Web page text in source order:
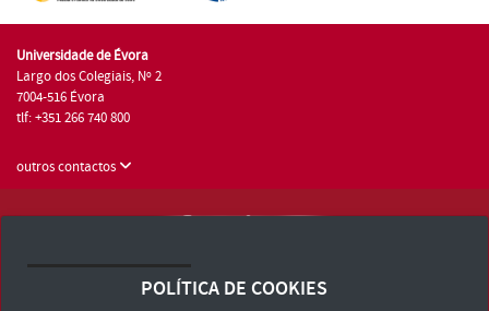
Universidade de Évora
Largo dos Colegiais, Nº 2
7004-516 Évora
tlf: +351 266 740 800
outros contactos
Consulte os Termos e Condições e Política de Privacidade
Declaração de Acessibilidade
POLÍTICA DE COOKIES